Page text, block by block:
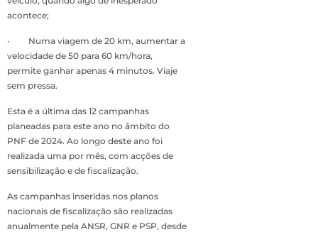
acontece;
· Numa viagem de 20 km, aumentar a
velocidade de 50 para 60 km/hora,
permite ganhar apenas 4 minutos. Viaje
sem pressa.
Esta é a última das 12 campanhas
planeadas para este ano no âmbito do
PNF de 2024. Ao longo deste ano foi
realizada uma por mês, com acções de
sensibilização e de fiscalização.
As campanhas inseridas nos planos
nacionais de fiscalização são realizadas
anualmente pela ANSR, GNR e PSP, desde